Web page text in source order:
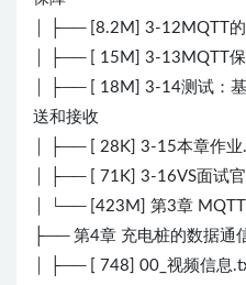
│ ├── [8.2M] 3-12MQTT的
│ ├── [ 15M] 3-13MQTT保
│ ├── [ 18M] 3-14测试：
送和接收
│ ├── [ 28K] 3-15本章作业
│ ├── [ 71K] 3-16VS面试
│ └── [423M] 第3章 MQTT
├── 第4章 充电桩的数据通
│ ├── [ 748] 00_视频信息